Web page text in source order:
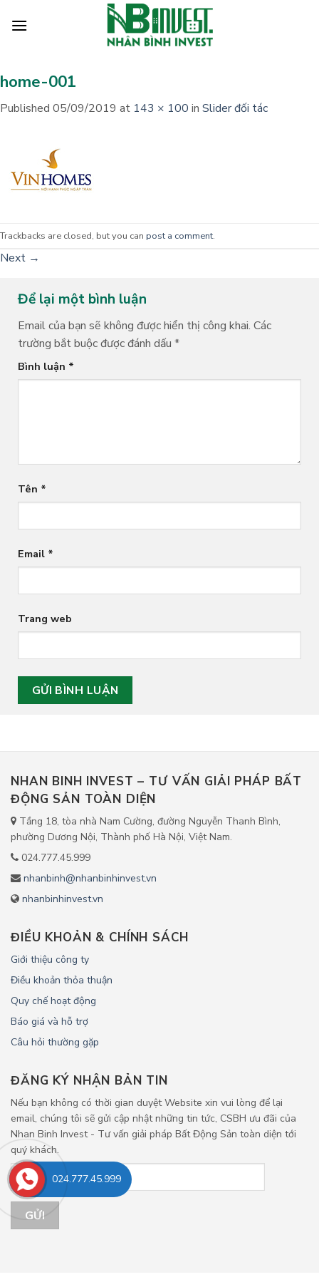
home-001
Published 05/09/2019 at 143 × 100 in Slider đối tác
Trackbacks are closed, but you can post a comment.
Next →
Để lại một bình luận
Email của bạn sẽ không được hiển thị công khai. Các
trường bắt buộc được đánh dấu *
Bình luận *
Tên *
Email *
Trang web
NHAN BINH INVEST – TƯ VẤN GIẢI PHÁP BẤT
ĐỘNG SẢN TOÀN DIỆN
Tầng 18, tòa nhà Nam Cường, đường Nguyễn Thanh Bình,
phường Dương Nội, Thành phố Hà Nội, Việt Nam.
024.777.45.999
nhanbinh@nhanbinhinvest.vn
nhanbinhinvest.vn
ĐIỀU KHOẢN & CHÍNH SÁCH
Giới thiệu công ty
Điều khoản thỏa thuận
Quy chế hoạt động
Báo giá và hỗ trợ
Câu hỏi thường gặp
ĐĂNG KÝ NHẬN BẢN TIN
Nếu bạn không có thời gian duyệt Website xin vui lòng để lại
email, chúng tôi sẽ gửi cập nhật những tin tức, CSBH ưu đãi của
Nhan Binh Invest - Tư vấn giải pháp Bất Động Sản toàn diện tới
quý khách.
024.777.45.999